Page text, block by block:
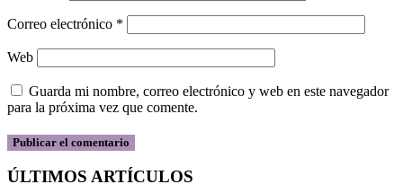
Correo electrónico *
Web
Guarda mi nombre, correo electrónico y web en este navegador
para la próxima vez que comente.
ÚLTIMOS ARTÍCULOS